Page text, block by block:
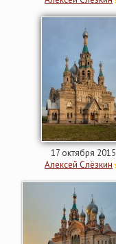
17 октября 2015
Алексей Слёзкин